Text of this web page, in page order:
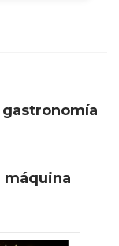
máquina